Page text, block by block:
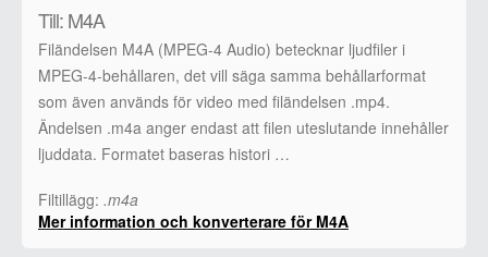
Till: M4A
Filändelsen M4A (MPEG-4 Audio) betecknar ljudfiler i
MPEG-4-behållaren, det vill säga samma behållarformat
som även används för video med filändelsen .mp4.
Ändelsen .m4a anger endast att filen uteslutande innehåller
ljuddata. Formatet baseras histori …
Filtillägg: .m4a
Mer information och konverterare för M4A